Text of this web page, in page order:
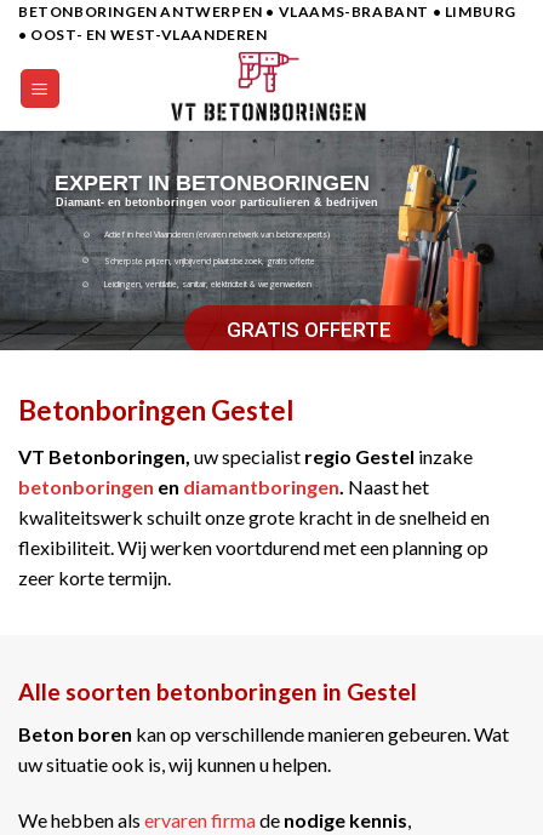
Skip
content
BETONBORINGEN ANTWERPEN • VLAAMS-BRABANT • LIMBURG
• OOST- EN WEST-VLAANDEREN
EXPERT IN BETONBORINGEN
Diamant- en betonboringen voor particulieren & bedrijven
Actief in heel Vlaanderen (ervaren netwerk van betonexperts)
Scherpste prijzen, vrijbijvend plaatsbezoek, gratis offerte
Leidingen, ventilatie, sanitair, elektriciteit & wegenwerken
GRATIS OFFERTE
Betonboringen Gestel
VT Betonboringen, uw specialist regio Gestel inzake
betonboringen en diamantboringen. Naast het
kwaliteitswerk schuilt onze grote kracht in de snelheid en
flexibiliteit. Wij werken voortdurend met een planning op
zeer korte termijn.
Alle soorten betonboringen in Gestel
Beton boren kan op verschillende manieren gebeuren. Wat
uw situatie ook is, wij kunnen u helpen.
We hebben als ervaren firmade nodige kennis